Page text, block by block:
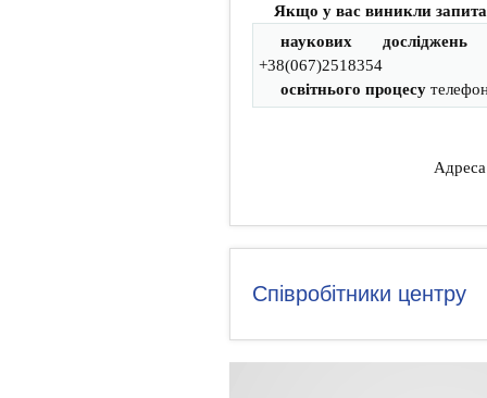
Якщо у вас виникли
наукових
+38(067)2518354
освітнього процесу
Співробітники центру